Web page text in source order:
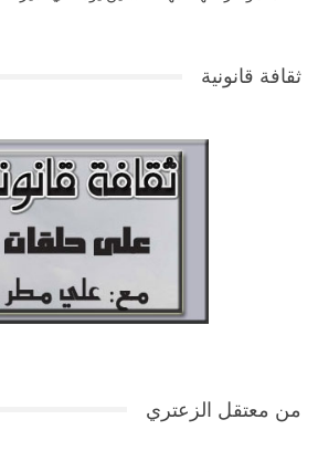
ثقافة قانونية
من معتقل الزعتري